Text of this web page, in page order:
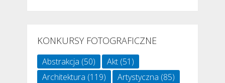
KONKURSY FOTOGRAFICZNE
Abstrakcja (50) Akt(51)
Architektura (119) Artystyczna (85)